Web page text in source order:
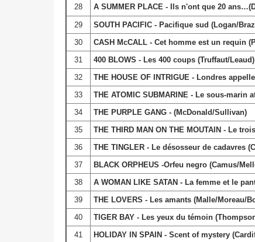
28 A SUMMER PLACE - Ils n'ont que 20
29 SOUTH PACIFIC - Pacifique sud (Logan/
30
CASH McCALL - Cet homme est un requin
31
400 BLOWS - Les 400 coups (Truffaut/
32
THE HOUSE OF INTRIGUE - Londres
33
THE ATOMIC SUBMARINE - Le sous-marin
34
THE PURPLE GANG - (McDonald/Sullivan)
35
THE THIRD MAN ON THE MOUTAIN - Le
36
THE TINGLER - Le désosseur de cadavres
37
BLACK ORPHEUS -Orfeu negro (Camus/
38
A WOMAN LIKE SATAN - La femme et le
39
THE LOVERS - Les amants (Malle/Moreau/
40
TIGER BAY - Les yeux du témoin
41
HOLIDAY IN SPAIN - Scent of mystery